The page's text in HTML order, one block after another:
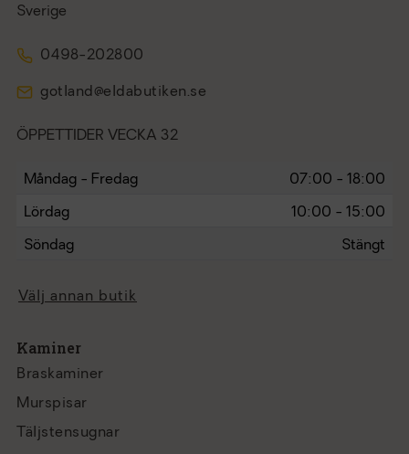
Sverige
0498-202800
gotland@eldabutiken.se
ÖPPETTIDER VECKA 32
Måndag - Fredag 07:00 - 18:00
Lördag 10:00 - 15:00
Söndag Stängt
Välj annan butik
Kaminer
Braskaminer
Murspisar
Täljstensugnar